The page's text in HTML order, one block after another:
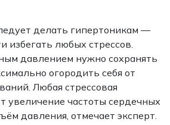
делать гипертоникам —
избегать любых стрессов.
давлением нужно сохранять
огородить себя от
Любая стрессовая
увеличение частоты сердечных
давления, отмечает эксперт.